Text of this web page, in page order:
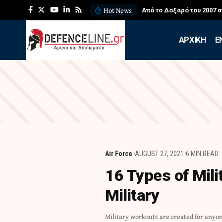
Hot News Από το Δοξαρό του 2007
APXIKH
Air Force AUGUST 27, 2021 6 MIN READ
16 Types of
Military
Military workouts are created for
training, we want to ensure we are